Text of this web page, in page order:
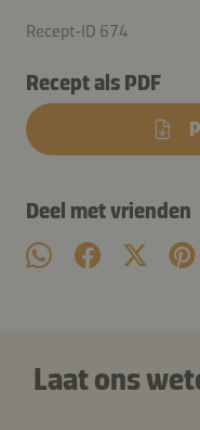
Recept-ID 674
Recept als PDF
Deel met vrienden
Laat ons